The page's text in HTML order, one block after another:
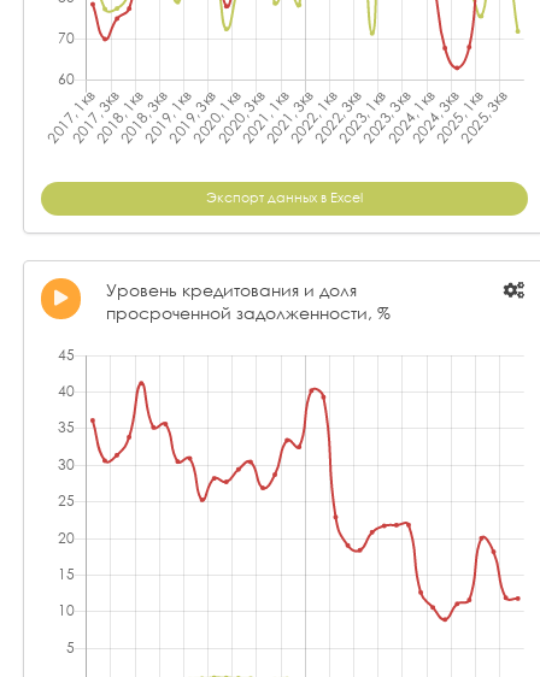
Экспорт данных в Excel
Уровень кредитования и доля
просроченной задолженности, %